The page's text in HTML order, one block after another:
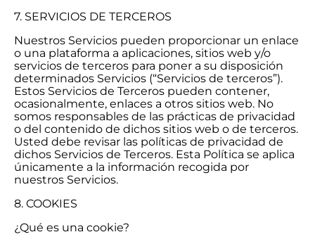
7. SERVICIOS DE TERCEROS
Nuestros Servicios pueden proporcionar un enlace
o una plataforma a aplicaciones, sitios web y/o
servicios de terceros para poner a su disposición
determinados Servicios (“Servicios de terceros”).
Estos Servicios de Terceros pueden contener,
ocasionalmente, enlaces a otros sitios web. No
somos responsables de las prácticas de privacidad
o del contenido de dichos sitios web o de terceros.
Usted debe revisar las políticas de privacidad de
dichos Servicios de Terceros. Esta Política se aplica
únicamente a la información recogida por
nuestros Servicios.
8. COOKIES
¿Qué es una cookie?